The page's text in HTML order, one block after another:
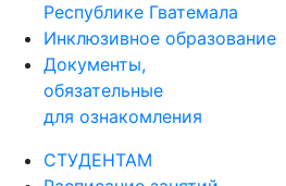
Республике Гватемала
Инклюзивное образование
Документы,
обязательные
для ознакомления
СТУДЕНТАМ